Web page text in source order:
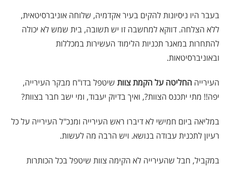
בעבר היו ניסיונות להקים בעיר אקדמיה, שלוחה אוניברסיטאית,
ללא הצלחה. דווקא למחשבה זו יש תשובה, בית שמש לא יכולה
להתחרות במאגר תכניות הלימוד העשירות במכללות
ובאוניברסיטאות.
העירייה החליטה על הקמת צוות שיטפל בדו"ח מבקר העירייה,
יפה!! מתי יתכנס הצוות?, ואיך בדיוק יעבוד, ומי ישב חבר בצוות?
במליאה ביום חמישי לא דיברו ראש העירייה ומנכ"ל העירייה על כל
רעיון לתכנית עבודה בנושא. ויש הרבה מה לעשות.
במקביל, חבל שהעירייה לא הקימה צוות שיטפל בכל הכותרות